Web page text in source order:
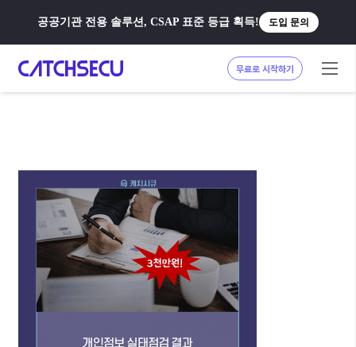
공공기관 전용 솔루션, CSAP 표준 등급 획득! 도입 문의
무료로 시작하기